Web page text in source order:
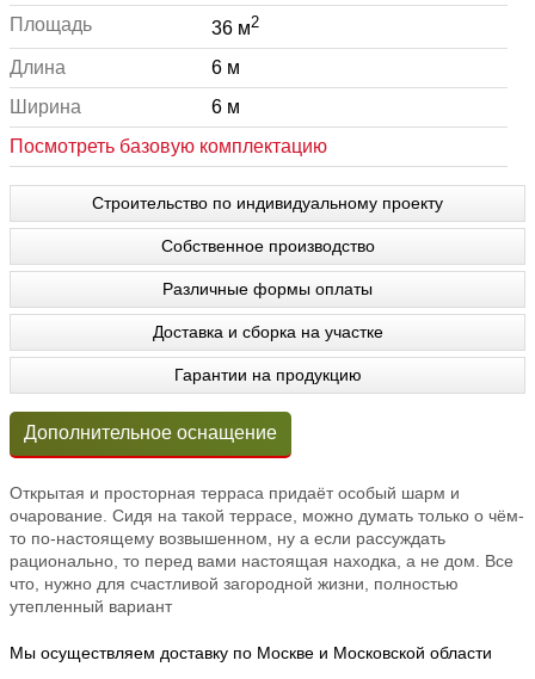
Площадь
36 м2
Длина
6 м
Ширина
6 м
Посмотреть базовую комплектацию
Строительство по индивидуальному проекту
Собственное производство
Различные формы оплаты
Доставка и сборка на участке
Гарантии на продукцию
Дополнительное оснащение
Открытая и просторная терраса придаёт особый шарм и
очарование. Сидя на такой террасе, можно думать только о чём-
то по-настоящему возвышенном, ну а если рассуждать
рационально, то перед вами настоящая находка, а не дом. Все
что, нужно для счастливой загородной жизни, полностью
утепленный вариант
Мы осуществляем доставку по Москве и Московской области